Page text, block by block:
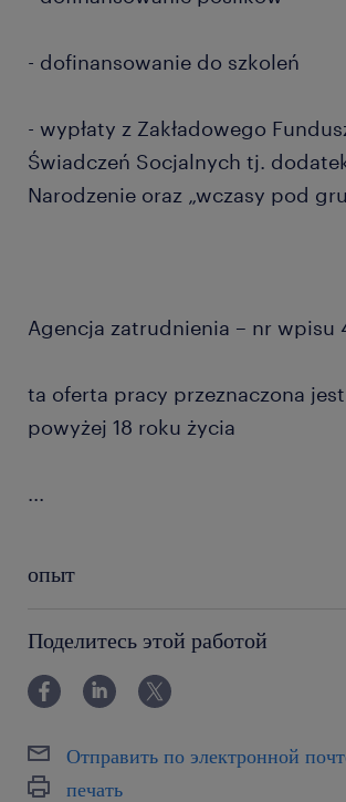
- dofinansowanie do szkoleń
- wypłaty z Zakładowego
Świadczeń Socjalnych tj.
Narodzenie oraz „wczasy pod
Agencja zatrudnienia – nr wpisu
ta oferta pracy przeznaczona
powyżej 18 roku życia
...
опыт
Поделитесь этой работой
Отправить по электронной
печать